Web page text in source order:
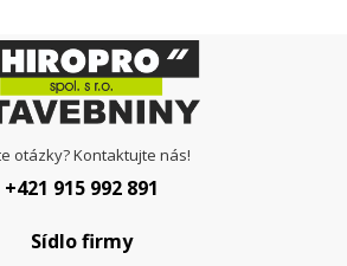
otázky? Kontaktujte nás!
+421 915 992 891
Sídlo firmy